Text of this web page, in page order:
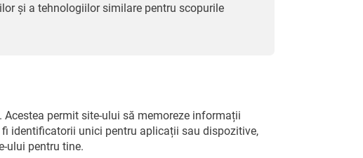
și a tehnologiilor similare pentru scopurile
permit site-ului să memoreze informații
identificatorii unici pentru aplicații sau dispozitive,
ului pentru tine.